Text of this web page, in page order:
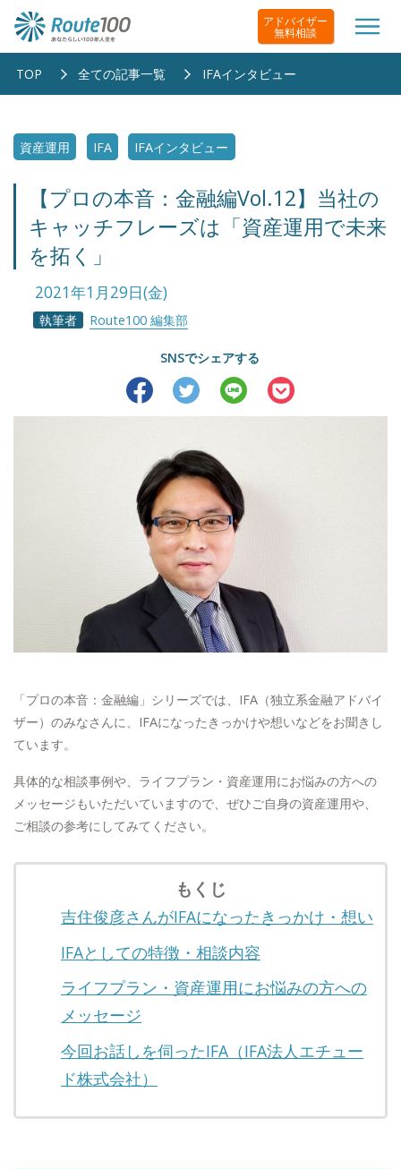
アドバイザー
無料相談
TOP 全ての記事一覧 IFAインタビュー
資産運用 IFA IFAインタビュー
【プロの本音：金融編Vol.12】当社の
キャッチフレーズは「資産運用で未来
を拓く」
2021年1月29日(金)
執筆者 Route100 編集部
SNSでシェアする
「プロの本音：金融編」シリーズでは、IFA（独立系金融アドバイ
ザー）のみなさんに、IFAになったきっかけや想いなどをお聞きし
ています。
具体的な相談事例や、ライフプラン・資産運用にお悩みの方への
メッセージもいただいていますので、ぜひご自身の資産運用や、
ご相談の参考にしてみてください。
もくじ
吉住俊彦さんがIFAになったきっかけ・想い
IFAとしての特徴・相談内容
ライフプラン・資産運用にお悩みの方への
メッセージ
今回お話しを伺ったIFA（IFA法人エチュー
ド株式会社）